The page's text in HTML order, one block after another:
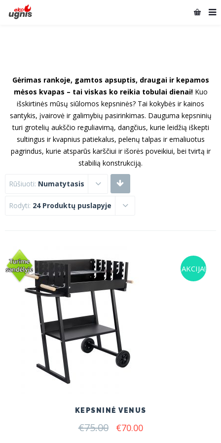
Gėrimas rankoje, gamtos apsuptis, draugai ir kepamos
mėsos kvapas – tai viskas ko reikia tobulai dienai!Kuo
išskirtinės mūsų siūlomos kepsninės? Tai kokybės ir kainos
santykis, įvairovė ir galimybių pasirinkimas. Dauguma kepsninių
turi grotelių aukščio reguliavimą, dangčius, kurie leidžią iškepti
sultingus ir kvapnius patiekalus, pelenų talpas ir emaliuotus
pagrindus, kurie atsparūs karščiui ir išorės poveikiui, bei tvirtą ir
stabilią konstrukciją.
Rūšiuoti: Numatytasis
Rodyti: 24 Produktų puslapyje
AKCIJA!
KEPSNINĖ VENUS
€75.00 Original
€70.00Current